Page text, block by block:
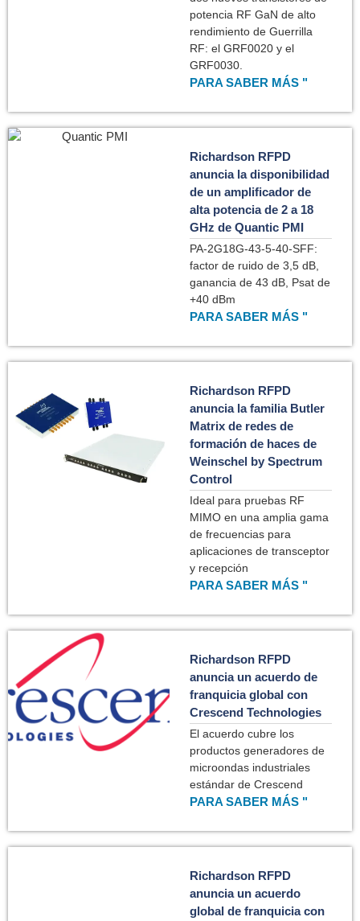
potencia RF GaN de alto
rendimiento de Guerrilla
RF: el GRF0020 y el
GRF0030.
PARA SABER MÁS "
Richardson RFPD
anuncia la disponibilidad
de un amplificador de
alta potencia de 2 a 18
GHz de Quantic PMI
PA-2G18G-43-5-40-SFF:
factor de ruido de 3,5 dB,
ganancia de 43 dB, Psat de
+40 dBm
PARA SABER MÁS "
Richardson RFPD
anuncia la familia Butler
Matrix de redes de
formación de haces de
Weinschel by Spectrum
Control
Ideal para pruebas RF
MIMO en una amplia gama
de frecuencias para
aplicaciones de transceptor
y recepción
PARA SABER MÁS "
Richardson RFPD
anuncia un acuerdo de
franquicia global con
Crescend Technologies
El acuerdo cubre los
productos generadores de
microondas industriales
estándar de Crescend
PARA SABER MÁS "
Richardson RFPD
anuncia un acuerdo
global de franquicia con